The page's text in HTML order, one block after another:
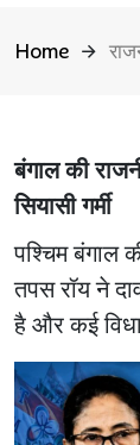
Home
बंगाल की
सियासी गर्मी
पश्चिम बंगाल
तपस रॉय ने
है और कई